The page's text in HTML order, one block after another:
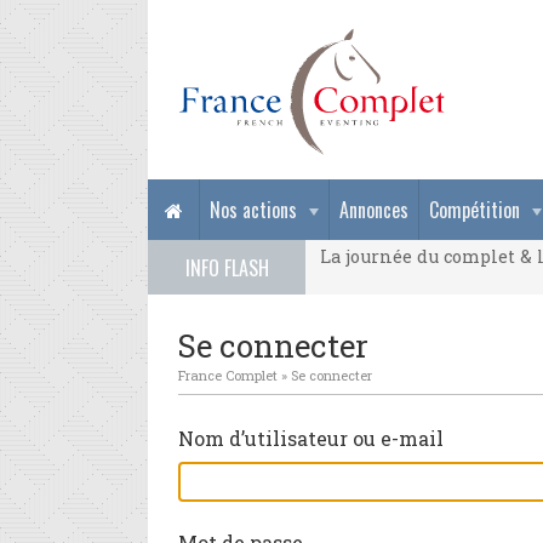
Nos actions Annonces Compétition
INFO FLASH
La journée du complet
La journée du complet
Se connecter
France Complet » Se connecter
Nom d’utilisateur ou e-mail